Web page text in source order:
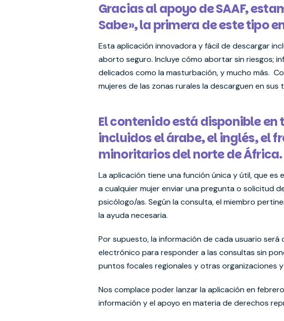
Gracias al apoyo de SAAF,
Sabe», la primera de este tipo
Esta aplicación innovadora y fácil de descargar
aborto seguro. Incluye cómo abortar sin riesgos;
delicados como la masturbación, y mucho más.
mujeres de las zonas rurales la descarguen en sus
El contenido está disponible
incluidos el árabe, el inglés, el
minoritarios del norte de África.
La aplicación tiene una función única y útil, que
a cualquier mujer enviar una pregunta o solicitud
psicólogo/as. Según la consulta, el miembro
la ayuda necesaria.
Por supuesto, la información de cada usuario
electrónico para responder a las consultas sin
puntos focales regionales y otras organizaciones
Nos complace poder lanzar la aplicación en
información y el apoyo en materia de derechos